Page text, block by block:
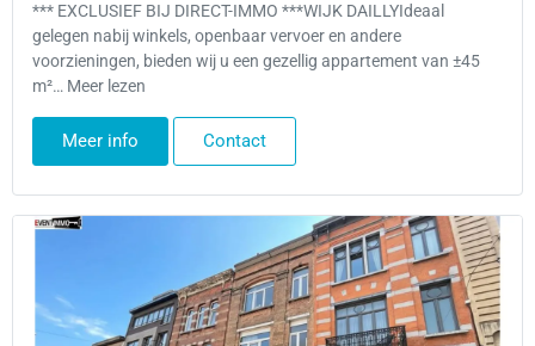
*** EXCLUSIEF BIJ DIRECT-IMMO ***WIJK DAILLYIdeaal
gelegen nabij winkels, openbaar vervoer en andere
voorzieningen, bieden wij u een gezellig appartement van ±45
m²… Meer lezen
Meer info Contact